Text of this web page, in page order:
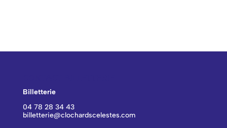
Billetterie
04 78 28 34 43
billetterie@clochardscelestes.com